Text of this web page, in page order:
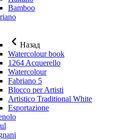
Bamboo
Назад
Watercolour book
1264 Acquerello
Watercolour
Fabriano 5
Blocco per Artisti
Artistico Traditional White
Esportazione